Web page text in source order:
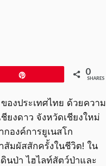
0
SHARES
องประเทศไทย ด้วยความ
ยงดาว จังหวัดเชียงใหม่
กองค์การยูเนสโก
สัมผัสสักครั้งในชีวิต! ใน
นป่า ไฮไลท์สัตว์ป่าและ